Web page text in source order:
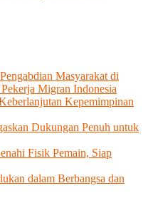
Masyarakat di
Migran Indonesia
Kepemimpinan
Dukungan Penuh untuk
Fisik Pemain, Siap
dalam Berbangsa dan